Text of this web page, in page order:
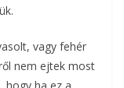
vagy fehér
nem ejtek most